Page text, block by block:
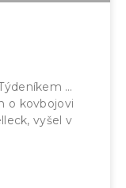
…
o kovbojovi
vyšel v